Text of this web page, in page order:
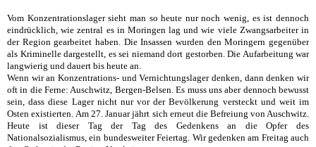
Vom Konzentrationslager sieht man so heute nur noch wenig, es ist dennoch
eindrücklich, wie zentral es in Moringen lag und wie viele Zwangsarbeiter in
der Region gearbeitet haben. Die Insassen wurden den Moringern gegenüber
als Kriminelle dargestellt, es sei niemand dort gestorben. Die Aufarbeitung war
langwierig und dauert bis heute an.
Wenn wir an Konzentrations- und Vernichtungslager denken, dann denken wir
oft in die Ferne: Auschwitz, Bergen-Belsen. Es muss uns aber dennoch bewusst
sein, dass diese Lager nicht nur vor der Bevölkerung versteckt und weit im
Osten existierten. Am 27. Januarjährt sich erneut die Befreiung von Auschwitz.
Heute ist dieser Tag der Tag des Gedenkens an die Opfer des
Nationalsozialismus, ein bundesweiter Feiertag. Wir gedenken am Freitag auch